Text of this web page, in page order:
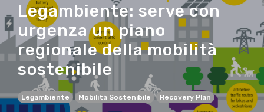
Legambiente: serve con
urgenza un piano
regionale della mobilità
sostenibile
Legambiente Mobilità Sostenibile Recovery Plan